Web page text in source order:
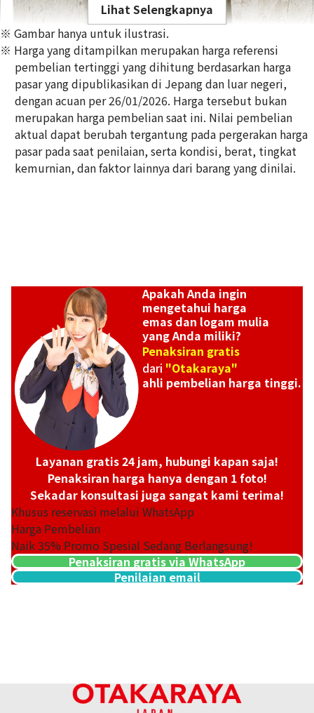
Platinum (Pt1000) Ishifuku Metal Industry Ingot 200g
200g
Referensi Harga Buyback
Rp 290.236.000
Lihat Selengkapnya
※ Gambar hanya untuk ilustrasi.
※ Harga yang ditampilkan merupakan harga referensi
pembelian tertinggi yang dihitung berdasarkan harga
pasar yang dipublikasikan di Jepang dan luar negeri,
dengan acuan per 26/01/2026. Harga tersebut bukan
merupakan harga pembelian saat ini. Nilai pembelian
aktual dapat berubah tergantung pada pergerakan harga
pasar pada saat penilaian, serta kondisi, berat, tingkat
kemurnian, dan faktor lainnya dari barang yang dinilai.
Apakah Anda ingin
mengetahui harga
emas dan logam mulia
yang Anda miliki?
Penaksiran gratis
dari "Otakaraya"
ahli pembelian harga tinggi.
Layanan gratis 24 jam, hubungi kapan saja!
Penaksiran harga hanya dengan 1 foto!
Sekadar konsultasi juga sangat kami terima!
Khusus reservasi melalui WhatsApp
Harga Pembelian
Naik35% Promo Spesial Sedang Berlangsung!
Penaksiran gratis via WhatsApp
Penilaian email